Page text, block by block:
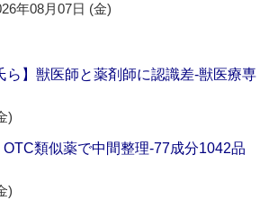
年08月07日 (金)
ら】獣医師と薬剤師に認識差‐獣医療専
)
OTC類似薬で中間整理‐77成分1042品
)